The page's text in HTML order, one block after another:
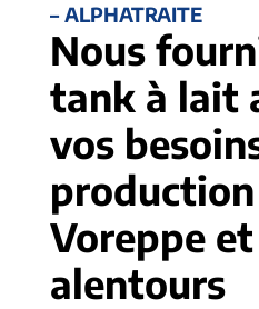
– ALPHATRAITE
Nous
tank à lait
vos
production
Voreppe et
alentours